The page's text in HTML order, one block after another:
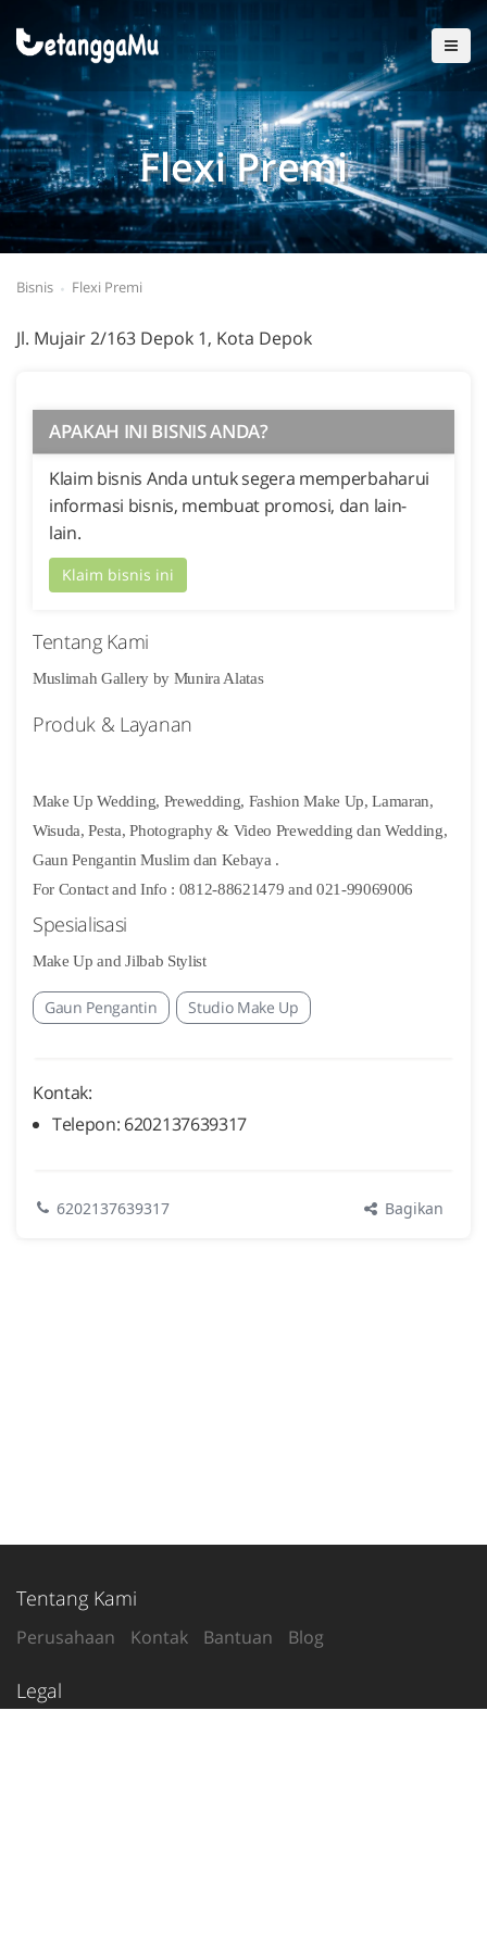
Flexi Premi
Bisnis Flexi Premi
Jl. Mujair 2/163 Depok 1, Kota Depok
APAKAH INI BISNIS ANDA?
Klaim bisnis Anda untuk segera memperbaharui
informasi bisnis, membuat promosi, dan lain-
lain.
Klaim bisnis ini
Tentang Kami
Muslimah Gallery by Munira Alatas
Produk & Layanan
Make Up Wedding, Prewedding, Fashion Make Up, Lamaran,
Wisuda, Pesta, Photography & Video Prewedding dan Wedding,
Gaun Pengantin Muslim dan Kebaya .
For Contact and Info : 0812-88621479 and 021-99069006
Spesialisasi
Make Up and Jilbab Stylist
Gaun Pengantin Studio Make Up
Kontak:
Telepon: 6202137639317
6202137639317 Bagikan
Tentang Kami
Perusahaan Kontak Bantuan Blog
Legal